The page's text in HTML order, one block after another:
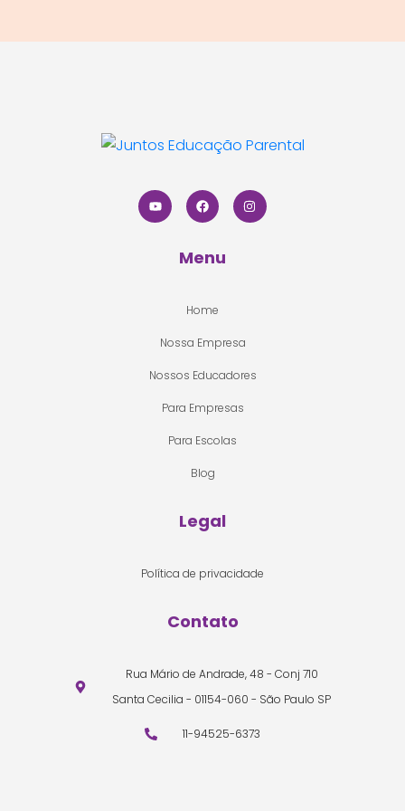
Menu
Home
Nossa Empresa
Nossos Educadores
Para Empresas
Para Escolas
Blog
Legal
Política de privacidade
Contato
Rua Mário de Andrade, 48 - Conj 710
Santa Cecilia - 01154-060 - São Paulo SP
11-94525-6373